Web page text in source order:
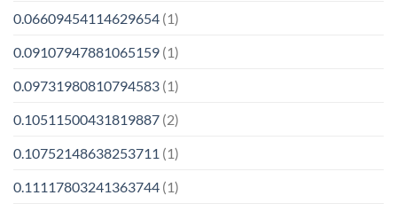
0.06609454114629654 (1)
0.09107947881065159 (1)
0.09731980810794583 (1)
0.10511500431819887 (2)
0.10752148638253711 (1)
0.11117803241363744 (1)